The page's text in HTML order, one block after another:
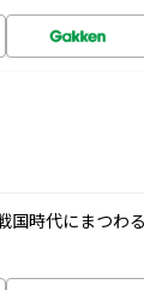
国時代にまつわ